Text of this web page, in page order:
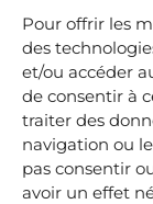
Pour offrir les
des
et/ou accéder
de consentir à
traiter des
navigation ou
pas consentir
avoir un effet
48,